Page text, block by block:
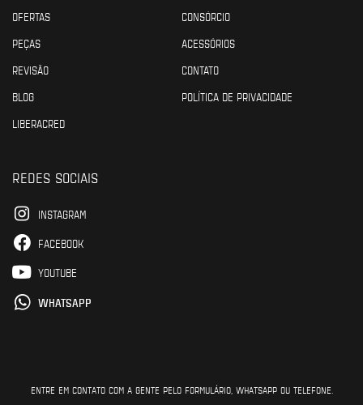
OFERTAS
CONSÓRCIO
PEÇAS
ACESSÓRIOS
REVISÃO
CONTATO
BLOG
POLÍTICA DE PRIVACIDADE
LIBERACRED
REDES SOCIAIS
INSTAGRAM
FACEBOOK
YOUTUBE
WHATSAPP
ENTRE EM CONTATO COM A GENTE PELO FORMULÁRIO, WHATSAPP OU TELEFONE.